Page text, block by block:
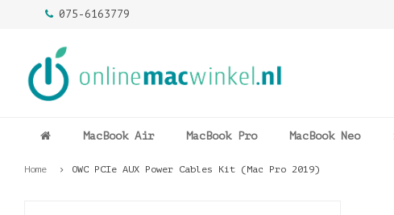
075-6163779
MacBook Air MacBook Pro MacBook Neo
Home OWC PCIe AUX Power Cables Kit (Mac Pro 2019)